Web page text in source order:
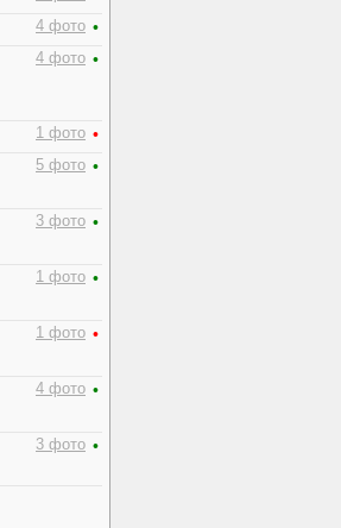
4 фото •
4 фото •
1 фото •
5 фото •
3 фото •
1 фото •
1 фото •
4 фото •
3 фото •